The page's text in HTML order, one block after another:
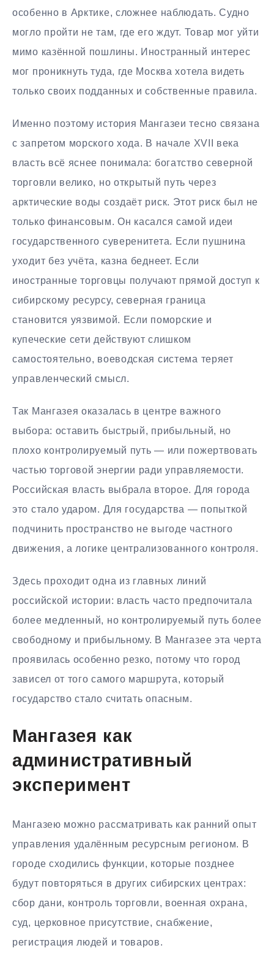
особенно в Арктике, сложнее наблюдать. Судно
могло пройти не там, где его ждут. Товар мог уйти
мимо казённой пошлины. Иностранный интерес
мог проникнуть туда, где Москва хотела видеть
только своих подданных и собственные правила.
Именно поэтому история Мангазеи тесно связана
с запретом морского хода. В начале XVII века
власть всё яснее понимала: богатство северной
торговли велико, но открытый путь через
арктические воды создаёт риск. Этот риск был не
только финансовым. Он касался самой идеи
государственного суверенитета. Если пушнина
уходит без учёта, казна беднеет. Если
иностранные торговцы получают прямой доступ к
сибирскому ресурсу, северная граница
становится уязвимой. Если поморские и
купеческие сети действуют слишком
самостоятельно, воеводская система теряет
управленческий смысл.
Так Мангазея оказалась в центре важного
выбора: оставить быстрый, прибыльный, но
плохо контролируемый путь — или пожертвовать
частью торговой энергии ради управляемости.
Российская власть выбрала второе. Для города
это стало ударом. Для государства — попыткой
подчинить пространство не выгоде частного
движения, а логике централизованного контроля.
Здесь проходит одна из главных линий
российской истории: власть часто предпочитала
более медленный, но контролируемый путь более
свободному и прибыльному. В Мангазее эта черта
проявилась особенно резко, потому что город
зависел от того самого маршрута, который
государство стало считать опасным.
Мангазея как
административный
эксперимент
Мангазею можно рассматривать как ранний опыт
управления удалённым ресурсным регионом. В
городе сходились функции, которые позднее
будут повторяться в других сибирских центрах:
сбор дани, контроль торговли, военная охрана,
суд, церковное присутствие, снабжение,
регистрация людей и товаров.